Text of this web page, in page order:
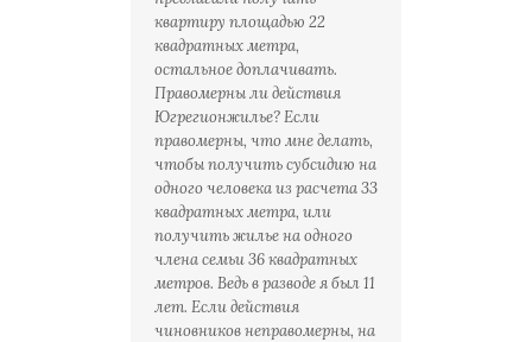
квартиру площадью 22
квадратных метра,
остальное доплачивать.
Правомерны ли действия
Югрегионжилье? Если
правомерны, что мне делать,
чтобы получить субсидию на
одного человека из расчета 33
квадратных метра, или
получить жилье на одного
члена семьи 36 квадратных
метров. Ведь в разводе я был 11
лет. Если действия
чиновников неправомерны, на